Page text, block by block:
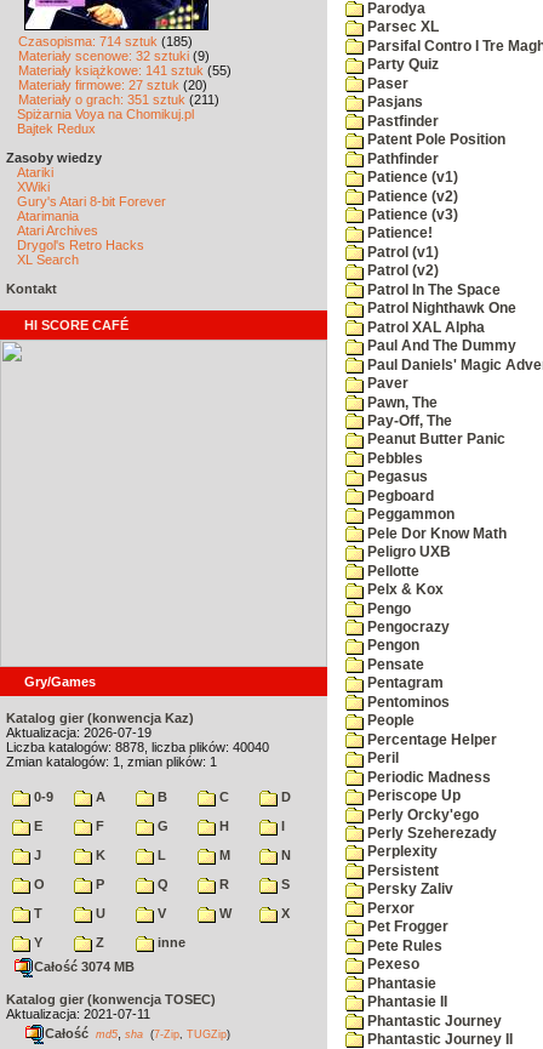
Czasopisma: 714 sztuk (185)
Materiały scenowe: 32 sztuki (9)
Materiały książkowe: 141 sztuk (55)
Materiały firmowe: 27 sztuk (20)
Materiały o grach: 351 sztuk (211)
Spiżarnia Voya na Chomikuj.pl
Bajtek Redux
Zasoby wiedzy
Atariki
XWiki
Gury's Atari 8-bit Forever
Atarimania
Atari Archives
Drygol's Retro Hacks
XL Search
Kontakt
HI SCORE CAFÉ
Gry/Games
Katalog gier (konwencja Kaz)
Aktualizacja: 2026-07-19
Liczba katalogów: 8878, liczba plików: 40040
Zmian katalogów: 1, zmian plików: 1
0-9 A B C
D
E
F G H
I
J
K L M
N
O
P Q R
S
T
U V W
X
Y
Z
inne
Całość 3074 MB
Katalog gier (konwencja TOSEC)
Aktualizacja: 2021-07-11
Całość md5 sha (7-Zip TUGZip)
Parodya
Parsec XL
Parsifal Contro I Tre
Party Quiz
Paser
Pasjans
Pastfinder
Patent Pole Position
Pathfinder
Patience (v1)
Patience (v2)
Patience (v3)
Patience!
Patrol (v1)
Patrol (v2)
Patrol In The Space
Patrol Nighthawk One
Patrol XAL Alpha
Paul And The Dummy
Paul Daniels' Magic
Paver
Pawn, The
Pay-Off, The
Peanut Butter Panic
Pebbles
Pegasus
Pegboard
Peggammon
Pele Dor Know Math
Peligro UXB
Pellotte
Pelx & Kox
Pengo
Pengocrazy
Pengon
Pensate
Pentagram
Pentominos
People
Percentage Helper
Peril
Periodic Madness
Periscope Up
Perly Orcky'ego
Perly Szeherezady
Perplexity
Persistent
Persky Zaliv
Perxor
Pet Frogger
Pete Rules
Pexeso
Phantasie
Phantasie II
Phantastic Journey
Phantastic Journey II